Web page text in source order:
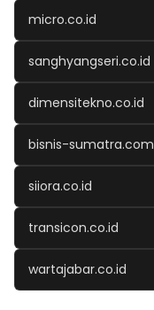
micro.co.id
sanghyangseri.co.id
dimensitekno.co.id
bisnis-sumatra.com
siiora.co.id
transicon.co.id
wartajabar.co.id